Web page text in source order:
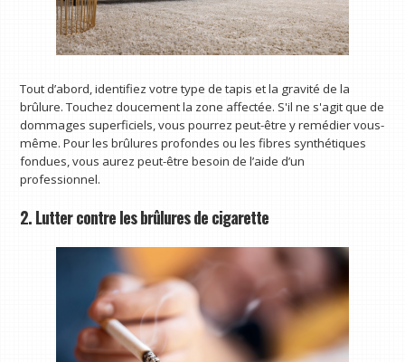
Tout d’abord, identifiez votre type de tapis et la gravité de la
brûlure. Touchez doucement la zone affectée. S'il ne s'agit que de
dommages superficiels, vous pourrez peut-être y remédier vous-
même. Pour les brûlures profondes ou les fibres synthétiques
fondues, vous aurez peut-être besoin de l’aide d’un
professionnel.
2. Lutter contre les brûlures de cigarette